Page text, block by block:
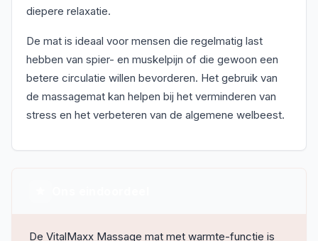
diepere relaxatie.
De mat is ideaal voor mensen die regelmatig last
hebben van spier- en muskelpijn of die gewoon een
betere circulatie willen bevorderen. Het gebruik van
de massagemat kan helpen bij het verminderen van
stress en het verbeteren van de algemene welbeest.
De VitalMaxx Massage mat met warmte-functie is